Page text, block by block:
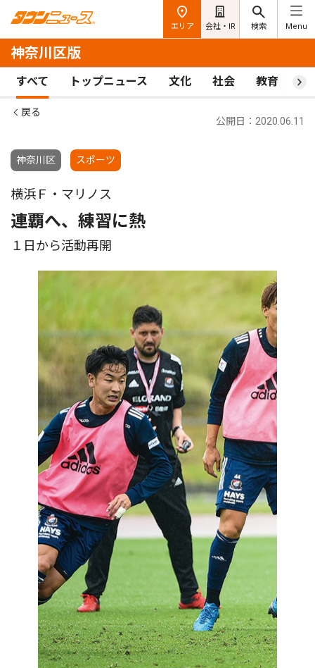
エリア 会社・IR 検索 Menu
神奈川区版
すべて トップニュース 文化 社会 教育 ス
戻る
神奈川区 スポーツ
公開日：2020.06.11
横浜Ｆ・マリノス
連覇へ、練習に熱
１日から活動再開